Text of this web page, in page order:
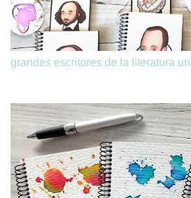
grandes escritores de la literatura